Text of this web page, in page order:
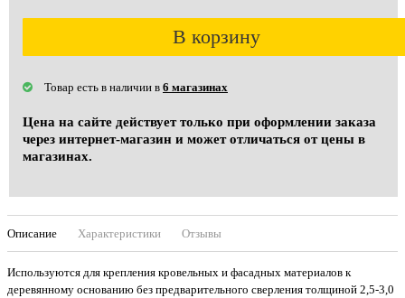
В корзину
Товар есть в наличии в 6 магазинах
Цена на сайте действует только при оформлении заказа
через интернет-магазин и может отличаться от цены в
магазинах.
Описание Характеристики Отзывы
Используются для крепления кровельных и фасадных материалов к
деревянному основанию без предварительного сверления толщиной 2,5-3,0